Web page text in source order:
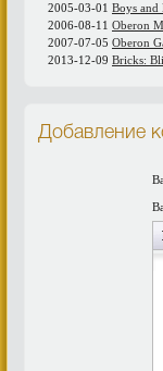
2005-03-01 Boys and
2006-08-11 Oberon
2007-07-05 Oberon
2013-12-09 Bricks:
Добавление